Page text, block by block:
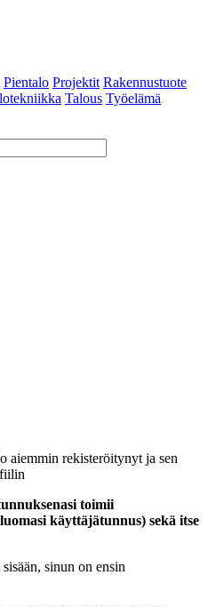
Pientalo Projektit Rakennustuote
Talous Työelämä
aiemmin rekisteröitynyt ja sen
toimii
käyttäjätunnus) sekä itse
sinun on ensin